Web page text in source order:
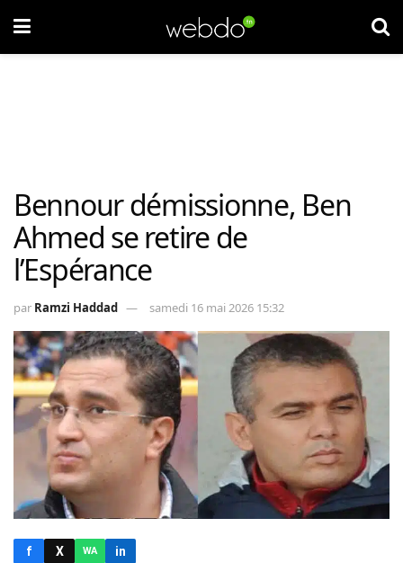
Bennour démissionne, Ben
Ahmed se retire de
l’Espérance
par Ramzi Haddad samedi 16 mai 2026 15:32
f X WA in